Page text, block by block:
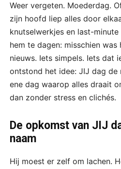
Weer vergeten. Moederdag.
zijn hoofd liep alles door
knutselwerkjes en last-minute
hem te dagen: misschien
nieuws. Iets simpels. Iets dat
ontstond het idee: JIJ dag de
ene dag waarop alles draait
dan zonder stress en clichés.
De opkomst van JIJ
naam
Hij moest er zelf om lachen.